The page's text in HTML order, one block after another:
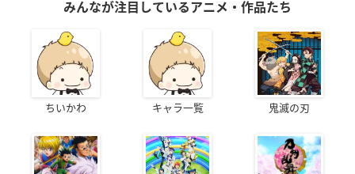
みんなが注目しているアニメ・作品たち
ちいかわ キャラ一覧 鬼滅の刃